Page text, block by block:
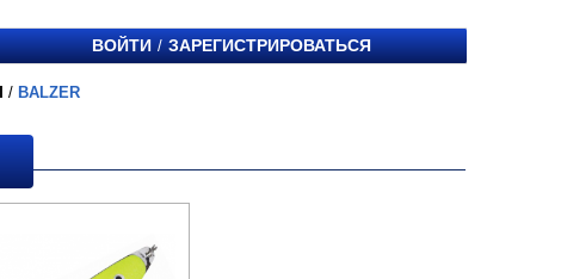
ВОЙТИ / ЗАРЕГИСТРИРОВАТЬСЯ
/ BALZER